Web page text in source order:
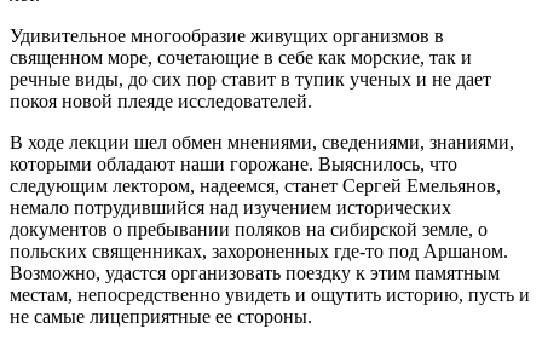
Удивительное многообразие живущих организмов в
священном море, сочетающие в себе как морские, так и
речные виды, до сих пор ставит в тупик ученых и не дает
покоя новой плеяде исследователей.
В ходе лекции шел обмен мнениями, сведениями, знаниями,
которыми обладают наши горожане. Выяснилось, что
следующим лектором, надеемся, станет Сергей Емельянов,
немало потрудившийся над изучением исторических
документов о пребывании поляков на сибирской земле, о
польских священниках, захороненных где-то под Аршаном.
Возможно, удастся организовать поездку к этим памятным
местам, непосредственно увидеть и ощутить историю, пусть и
не самые лицеприятные ее стороны.